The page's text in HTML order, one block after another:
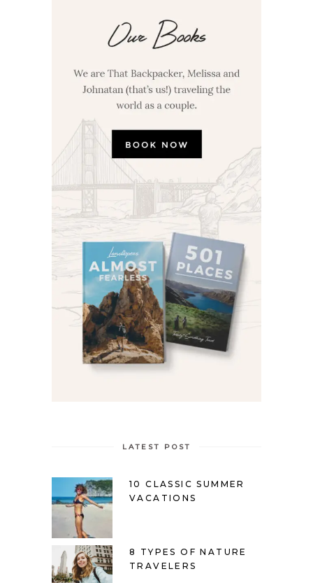
LATEST POST
10 CLASSIC SUMMER
VACATIONS
8 TYPES OF NATURE
TRAVELERS